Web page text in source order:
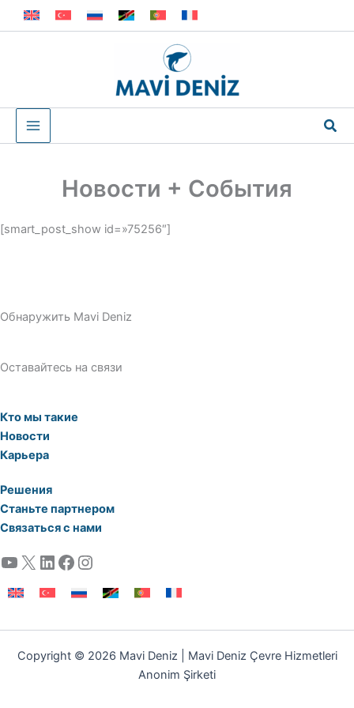
Перейти
к
Новости + События
[smart_post_show id=»75256″]
Обнаружить Mavi Deniz
Оставайтесь на связи
Кто мы такие
Новости
Карьера
Решения
Станьте партнером
Связаться с нами
YouTube X LinkedIn Facebook Instagram
Copyright © 2026 Mavi Deniz | Mavi Deniz Çevre Hizmetleri
Anonim Şirketi